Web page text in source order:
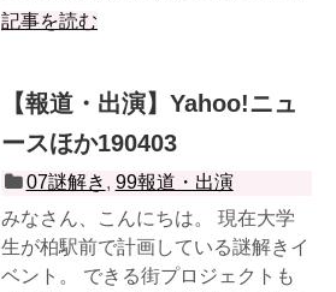
記事を読む
【報道・出演】Yahoo!ニュ
ースほか190403
07謎解き , 99報道・出演
みなさん、こんにちは。 現在大学
生が柏駅前で計画している謎解きイ
ベント。 できる街プロジェクトも